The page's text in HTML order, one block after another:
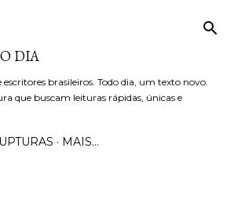
DIA
escritores brasileiros. Todo dia, um texto novo.
que buscam leituras rápidas, únicas e
MAIS…